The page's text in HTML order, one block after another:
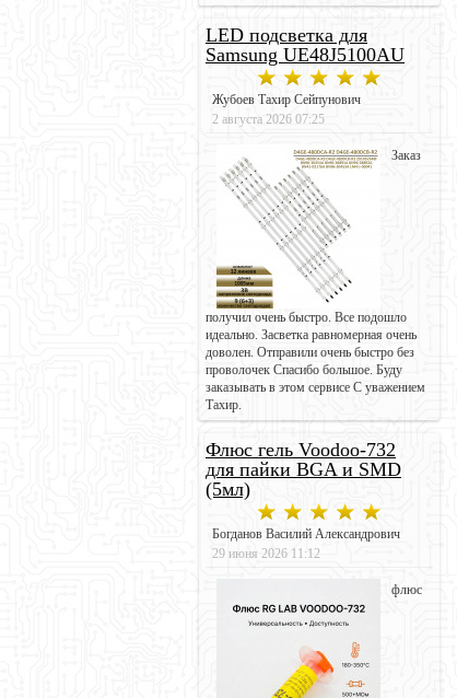
LED подсветка для
Samsung UE48J5100AU
Жубоев Тахир Сейпунович
2 августа 2026 07:25
Заказ
получил очень быстро. Все подошло
идеально. Засветка равномерная очень
доволен. Отправили очень быстро без
проволочек Спасибо большое. Буду
заказывать в этом сервисе С уважением
Тахир.
Флюс гель Voodoo-732
для пайки BGA и SMD
(5мл)
Богданов Василий Александрович
29 июня 2026 11:12
флюс